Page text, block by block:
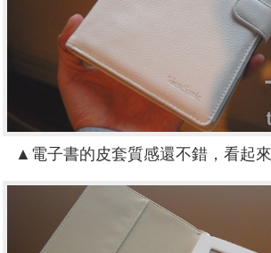
▲電子書的皮套質感還不錯，看起來